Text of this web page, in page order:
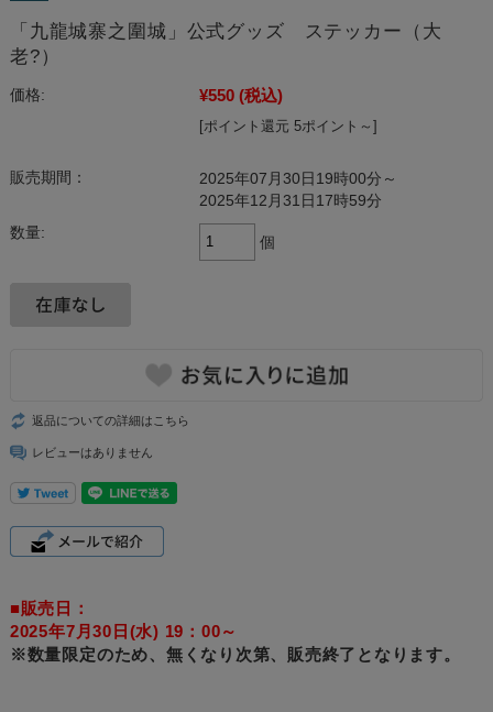
「九龍城寨之圍城」公式グッズ ステッカー（大
老?）
価格: ¥550 (税込)
[ポイント還元 5ポイント～]
販売期間：
2025年07月30日19時00分～
2025年12月31日17時59分
数量:
個
返品についての詳細はこちら
レビューはありません
■販売日：
2025年7月30日(水) 19：00～
※数量限定のため、無くなり次第、販売終了となります。